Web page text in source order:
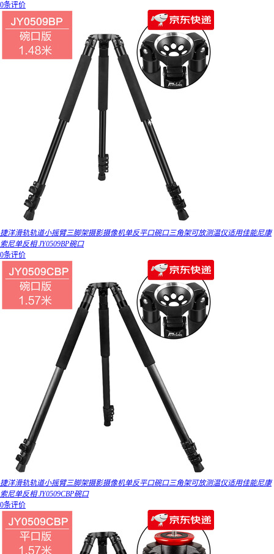
0条评价
捷洋滑轨轨道小摇臂三脚架摄影摄像机单反平口碗口三角架可放测温仪适用佳能尼康
索尼单反相 JY0509BP碗口
0条评价
捷洋滑轨轨道小摇臂三脚架摄影摄像机单反平口碗口三角架可放测温仪适用佳能尼康
索尼单反相 JY0509CBP碗口
0条评价